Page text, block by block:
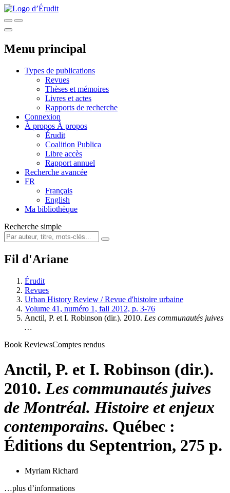
Menu principal
Types de publications
Revues
Thèses et mémoires
Livres et actes
Rapports de recherche
Connexion
À propos À propos
Érudit
Coalition Publica
Libre accès
Rapport annuel
Recherche avancée
FR
Français
English
Ma bibliothèque
Recherche simple
Fil d'Ariane
Érudit
Revues
Urban History Review / Revue d'histoire urbaine
Volume 41, numéro 1, fall 2012, p. 3-76
Anctil, P. et I. Robinson (dir.). 2010. Les communautés juives
…
Book ReviewsComptes rendus
Anctil, P. et I. Robinson (dir.).
2010. Les communautés juives
de Montréal. Histoire et enjeux
contemporains. Québec :
Éditions du Septentrion, 275 p.
Myriam Richard
…plus d’informations